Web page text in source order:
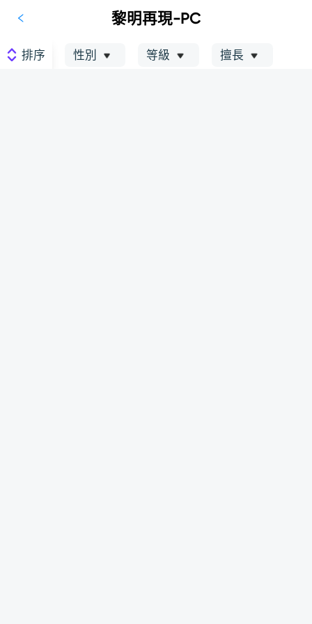
黎明再現-PC
排序 性別 等級 擅長